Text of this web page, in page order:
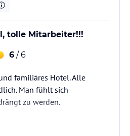
tolle Mitarbeiter!!!
6 / 6
familiäres Hotel. Alle
Man fühlt sich
zu werden.